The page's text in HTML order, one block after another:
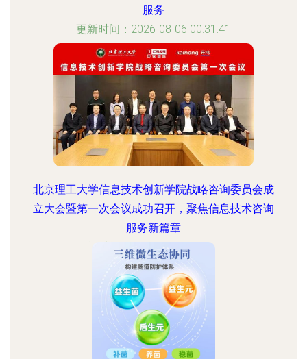
服务
更新时间：2026-08-06 00:31:41
北京理工大学信息技术创新学院战略咨询委员会成
立大会暨第一次会议成功召开，聚焦信息技术咨询
服务新篇章
更新时间：2026-08-06 16:44:27